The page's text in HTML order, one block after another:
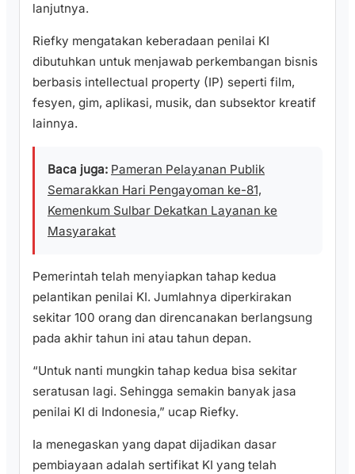
lanjutnya.
Riefky mengatakan keberadaan penilai KI
dibutuhkan untuk menjawab perkembangan bisnis
berbasis intellectual property (IP) seperti film,
fesyen, gim, aplikasi, musik, dan subsektor kreatif
lainnya.
Baca juga: Pameran Pelayanan Publik
Semarakkan Hari Pengayoman ke-81,
Kemenkum Sulbar Dekatkan Layanan ke
Masyarakat
Pemerintah telah menyiapkan tahap kedua
pelantikan penilai KI. Jumlahnya diperkirakan
sekitar 100 orang dan direncanakan berlangsung
pada akhir tahun ini atau tahun depan.
“Untuk nanti mungkin tahap kedua bisa sekitar
seratusan lagi. Sehingga semakin banyak jasa
penilai KI di Indonesia,” ucap Riefky.
Ia menegaskan yang dapat dijadikan dasar
pembiayaan adalah sertifikat KI yang telah